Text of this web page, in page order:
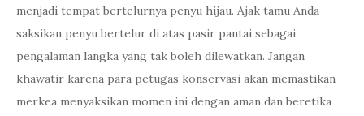
menjadi tempat bertelurnya penyu hijau. Ajak tamu Anda
saksikan penyu bertelur di atas pasir pantai sebagai
pengalaman langka yang tak boleh dilewatkan. Jangan
khawatir karena para petugas konservasi akan memastikan
merkea menyaksikan momen ini dengan aman dan beretika